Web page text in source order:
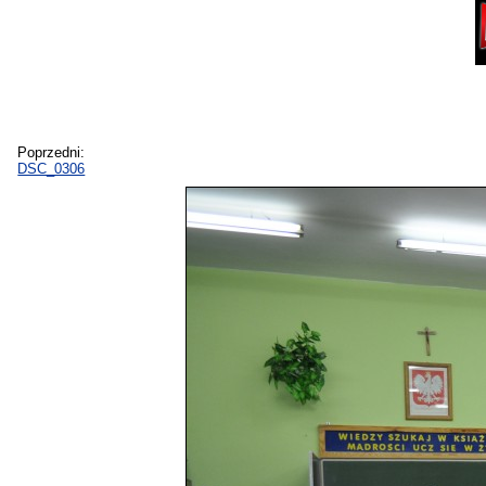
Poprzedni:
DSC_0306